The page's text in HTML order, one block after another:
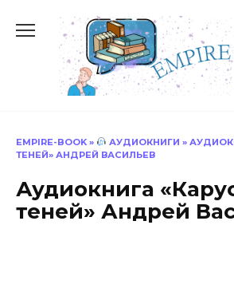
содержанию
EMPIRE-BOOK » АУДИОКНИГИ »
ТЕНЕЙ» АНДРЕЙ ВАСИЛЬЕВ
Аудиокнига
теней» Андрей